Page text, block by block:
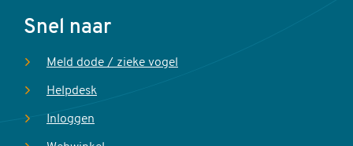
Voet
Snel naar
Meld dode / zieke vogel
Helpdesk
Inloggen